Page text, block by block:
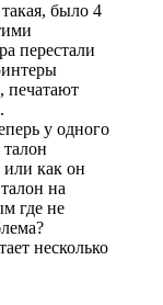
было 4
перестали
печатают
у одного
или как он
на
где не
несколько